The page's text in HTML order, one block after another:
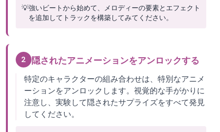
💡強いビートから始めて、メロディーの要素とエフェクト
を追加してトラックを構築してみてください。
2 隠されたアニメーションをアンロックする
特定のキャラクターの組み合わせは、特別なアニメ
ーションをアンロックします。視覚的な手がかりに
注意し、実験して隠されたサプライズをすべて発見
してください。